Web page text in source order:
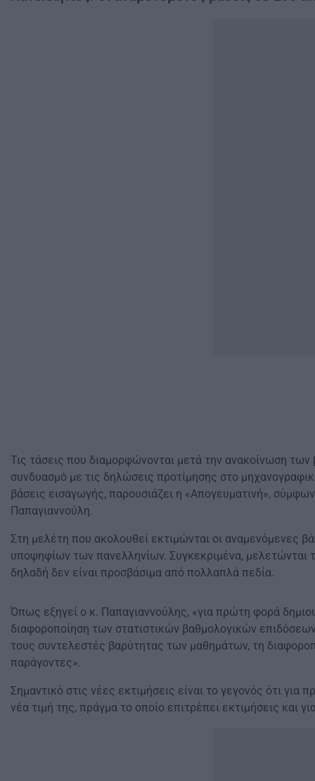
Τις τάσεις που διαμορφώνονται μετά την ανακοίνωση
συνδυασμό με τις δηλώσεις προτίμησης στο
βάσεις εισαγωγής, παρουσιάζει η «Απογευματινή»,
Παπαγιαννούλη.
Στη μελέτη που ακολουθεί εκτιμώνται οι αναμενόμενες
υποψηφίων των πανελληνίων. Συγκεκριμένα, μελετώνται
δηλαδή δεν είναι προσβάσιμα από πολλαπλά πεδία.
Όπως εξηγεί ο κ. Παπαγιαννούλης, «για πρώτη φορά
διαφοροποίηση των στατιστικών βαθμολογικών
τους συντελεστές βαρύτητας των μαθημάτων, τη
παράγοντες».
Σημαντικό στις νέες εκτιμήσεις είναι το γεγονός ότι
νέα τιμή της, πράγμα το οποίο επιτρέπει εκτιμήσεις και